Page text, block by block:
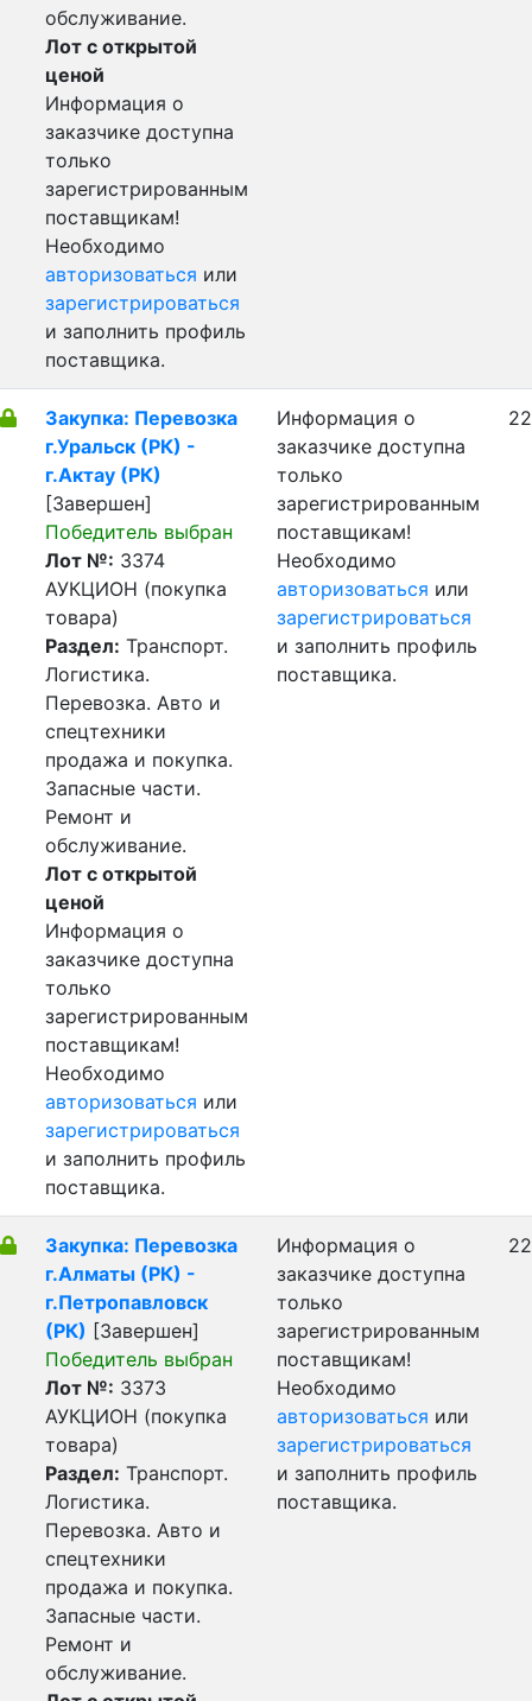
обслуживание.
Лот с открытой
ценой
Информация о
заказчике доступна
только
зарегистрированным
поставщикам!
Необходимо
авторизоваться или
зарегистрироваться
и заполнить профиль
поставщика.
Закупка: Перевозка
г.Уральск (РК) -
г.Актау (РК)
[Завершен]
Победитель выбран
Лот №: 3374
АУКЦИОН (покупка
товара)
Раздел: Транспорт.
Логистика.
Перевозка. Авто и
спецтехники
продажа и покупка.
Запасные части.
Ремонт и
обслуживание.
Лот с открытой
ценой
Информация о
заказчике доступна
только
зарегистрированным
поставщикам!
Необходимо
авторизоваться или
зарегистрироваться
и заполнить профиль
поставщика.
Информация о
заказчике доступна
только
зарегистрированным
поставщикам!
Необходимо
авторизоваться или
зарегистрироваться
и заполнить профиль
поставщика.
Закупка: Перевозка
г.Алматы (РК) -
г.Петропавловск
(РК) [Завершен]
Победитель выбран
Лот №: 3373
АУКЦИОН (покупка
товара)
Раздел: Транспорт.
Логистика.
Перевозка. Авто и
спецтехники
продажа и покупка.
Запасные части.
Ремонт и
обслуживание.
Информация о
заказчике доступна
только
зарегистрированным
поставщикам!
Необходимо
авторизоваться или
зарегистрироваться
и заполнить профиль
поставщика.